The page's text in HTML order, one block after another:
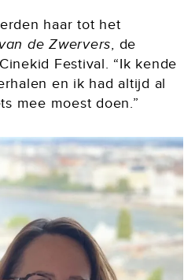
haar tot het
de Zwervers, de
Festival. “Ik kende
en ik had altijd al
mee moest doen.”